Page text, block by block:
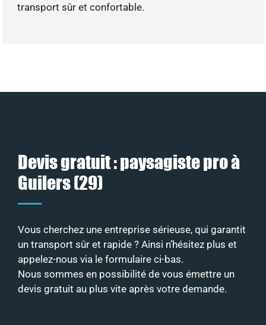
transport sûr et confortable.
Devis gratuit : paysagiste pro à
Guilers (29)
Vous cherchez une entreprise sérieuse, qui garantit
un transport sûr et rapide ? Ainsi n’hésitez plus et
appelez-nous via le formulaire ci-bas.
Nous sommes en possibilité de vous émettre un
devis gratuit au plus vite après votre demande.